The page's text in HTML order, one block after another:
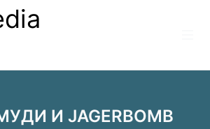
И JAGERBOMB